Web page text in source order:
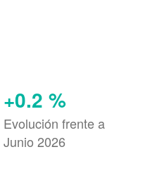
+0.2 %
Evolución frente a
Junio 2026